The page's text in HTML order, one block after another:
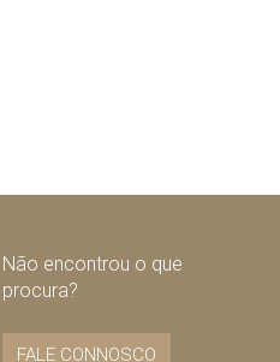
Não encontrou o que
procura?
FALE CONNOSCO